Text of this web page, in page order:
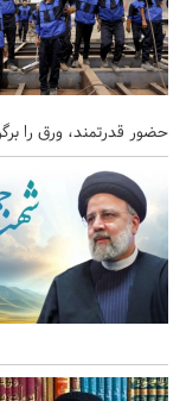
حضور قدرتمند، ورق را